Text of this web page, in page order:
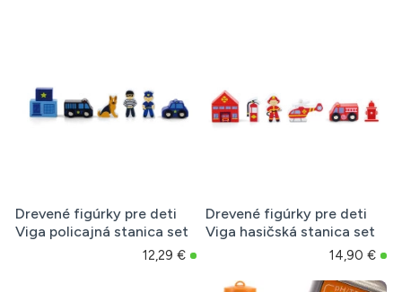
Drevené figúrky pre deti
Viga policajná stanica set
12,29 €
Drevené figúrky pre deti
Viga hasičská stanica set
14,90 €